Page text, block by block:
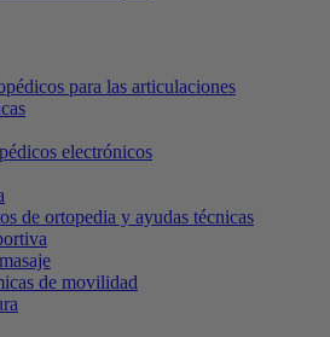
para las articulaciones
electrónicos
de ortopedia y ayudas técnicas
de movilidad